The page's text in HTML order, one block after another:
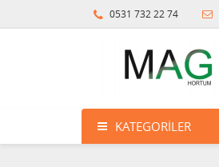
0531 732 22 74
KATEGORILER